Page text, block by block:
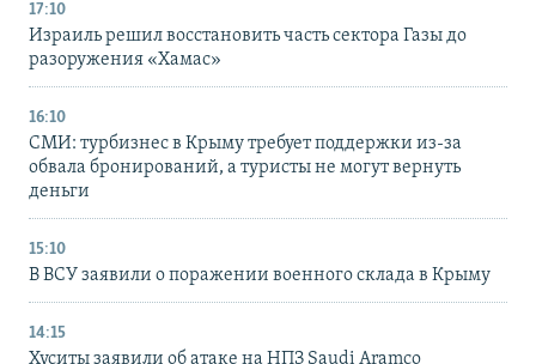
17:10
Израиль решил восстановить часть сектора Газы до
разоружения «Хамас»
16:10
СМИ: турбизнес в Крыму требует поддержки из-за
обвала бронирований, а туристы не могут вернуть
деньги
15:10
В ВСУ заявили о поражении военного склада в Крыму
14:15
Хуситы заявили об атаке на НПЗ Saudi Aramco